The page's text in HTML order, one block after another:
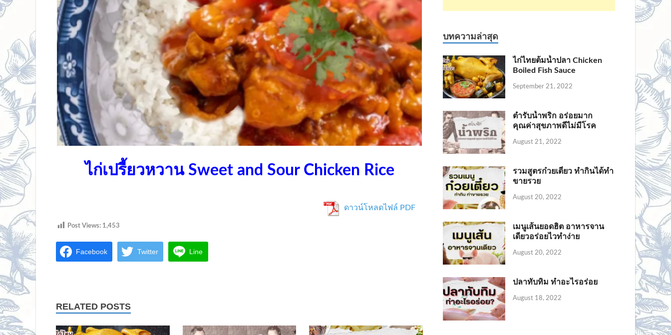
ไก่เปรี้ยวหวาน Sweet and Sour Chicken Rice
ดาวน์โหลดไฟล์ PDF
Post Views: 1,453
Facebook Twitter Line
RELATED POSTS
บทความล่าสุด
ไก่ไทยต้มน้ำปลา Chicken
Boiled Fish Sauce
September 21, 2022
ตำรับน้ำพริก อร่อยมาก
คุณค่าสุขภาพดีไม่มีโรค
August 21, 2022
รวมสูตรก๋วยเตี๋ยว ทำกินได้ทำ
ขายรวย
August 20, 2022
เมนูเส้นยอดฮิต อาหารจาน
เดียวอร่อยไวทำง่าย
August 20, 2022
ปลาทับทิม ทำอะไรอร่อย
August 18, 2022